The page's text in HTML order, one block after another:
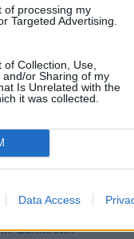
of processing my
Targeted Advertising.
Collection, Use,
and/or Sharing of my
Is Unrelated with the
it was collected.
Data Access
l'erede è la
GERMANIA